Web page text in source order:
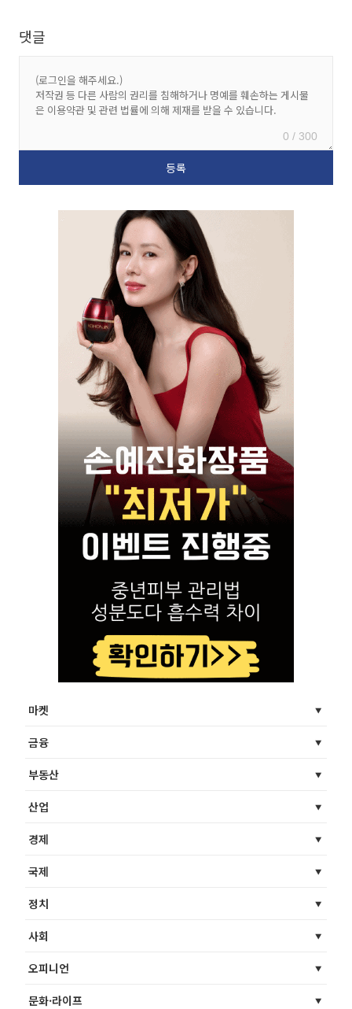
댓글
0 / 300
마켓
금융
부동산
산업
경제
국제
정치
사회
오피니언
문화·라이프